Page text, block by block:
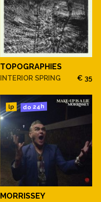
TOPOGRAPHIES
INTERIOR SPRING € 35
lp do 24h
MORRISSEY